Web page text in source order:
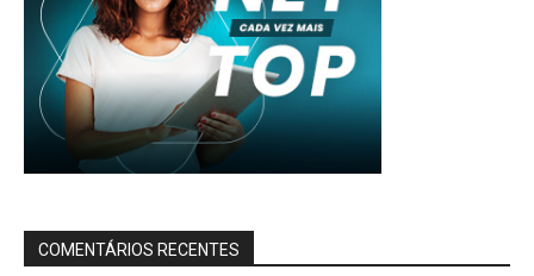
COMENTÁRIOS RECENTES